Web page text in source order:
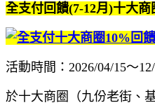
全支付回饋(7-12月)十大
活動時間：2026/04/15〜
於十大商圈（九份老街、